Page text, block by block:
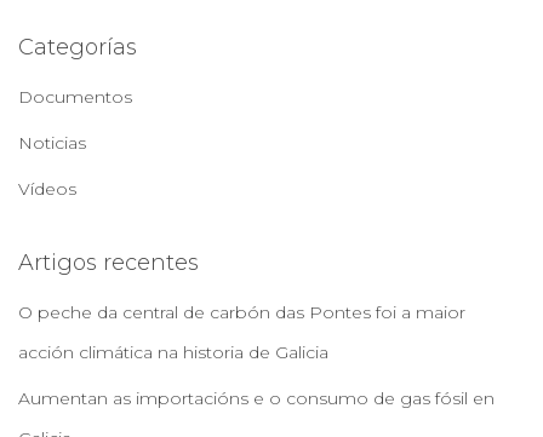
Categorías
Documentos
Noticias
Vídeos
Artigos recentes
O peche da central de carbón das Pontes foi a maior
acción climática na historia de Galicia
Aumentan as importacións e o consumo de gas fósil en